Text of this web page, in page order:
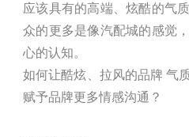
应该具有的高端、炫酷的气
众的更多是像汽配城的感觉
心的认知。
如何让酷炫、拉风的品牌 气
赋予品牌更多情感沟通？